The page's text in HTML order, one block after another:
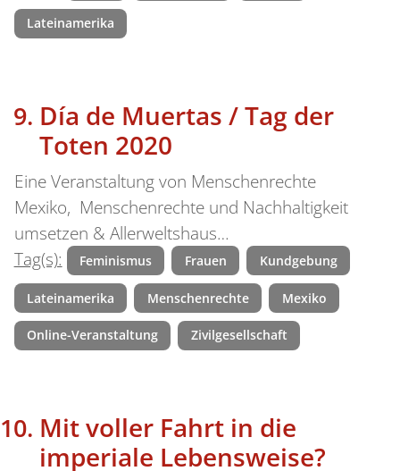
Lateinamerika
Día de Muertas / Tag der
Toten 2020
Eine Veranstaltung von Menschenrechte
Mexiko, Menschenrechte und Nachhaltigkeit
umsetzen & Allerweltshaus…
Tag(s):
Feminismus Frauen Kundgebung
Lateinamerika Menschenrechte Mexiko
Online-Veranstaltung Zivilgesellschaft
Mit voller Fahrt in die
imperiale Lebensweise?